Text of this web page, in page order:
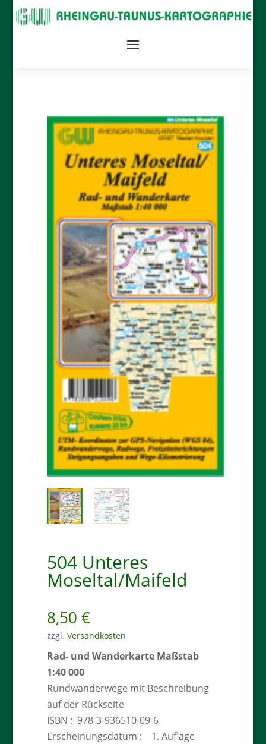
504 Unteres
Moseltal/Maifeld
8,50 €
zzgl. Versandkosten
Rad- und Wanderkarte Maßstab
1:40 000
Rundwanderwege mit Beschreibung
auf der Rückseite
ISBN : 978-3-936510-09-6
Erscheinungsdatum : 1. Auflage